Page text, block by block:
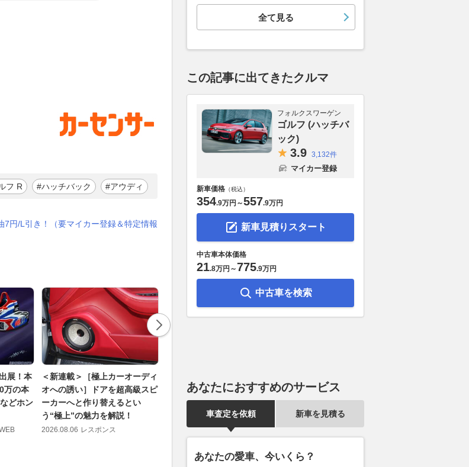
フ R #ハッチバック #アウディ
7円/L引き！（要マイカー登録＆特定情報
展！本
万の本
どホン
＜新連載＞［極上カーオーディ
オへの誘い］ドアを超高級スピ
ーカーへと作り替えるとい
う“極上”の魅力を解説！
2026.08.06 レスポンス
132話：大忙しでアンラッキ
ー、富士3連戦
AUTOCAR JAPAN
「NSX Type S」が新車価格の
3.6倍に!? 欧州のオークション
でさらに人気が高まる純日本専
用モデルの現在地
全て見る
この記事に出てきたクルマ
フォルクスワーゲン
ゴルフ (ハッチバ
ック)
3.9 3,132件
マイカー登録
新車価格 （税込）
354.9万円 ～557.9万円
新車見積りスタート
中古車本体価格
21.8万円 ～775.9万円
中古車を検索
あなたにおすすめのサービス
車査定を依頼 新車を見積る
あなたの愛車、今いくら？